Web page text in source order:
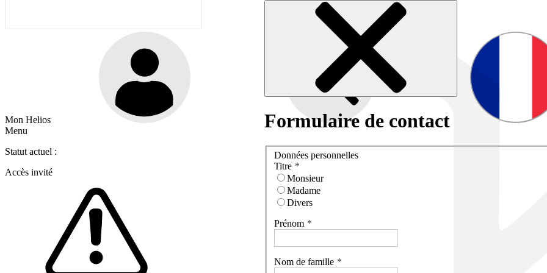
Mon Helios
Menu
Statut actuel :
Accès invité
Formulaire de contact
Données personnelles
Titre
Monsieur
Madame
Divers
Prénom
Nom de famille